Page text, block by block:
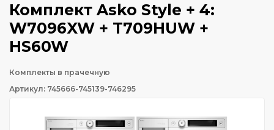
Комплект Asko Style + 4:
W7096XW + T709HUW +
HS60W
Комплекты в прачечную
Артикул: 745666-745139-746295